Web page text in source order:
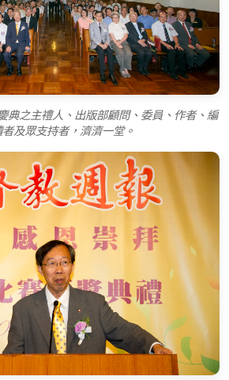
典之主禮人、出版部顧問、委員、作者、編
及眾支持者，濟濟一堂。